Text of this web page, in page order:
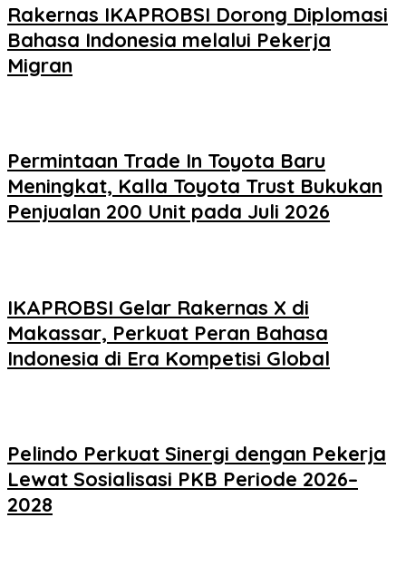
Rakernas IKAPROBSI Dorong Diplomasi
Bahasa Indonesia melalui Pekerja
Migran
Permintaan Trade In Toyota Baru
Meningkat, Kalla Toyota Trust Bukukan
Penjualan 200 Unit pada Juli 2026
IKAPROBSI Gelar Rakernas X di
Makassar, Perkuat Peran Bahasa
Indonesia di Era Kompetisi Global
Pelindo Perkuat Sinergi dengan Pekerja
Lewat Sosialisasi PKB Periode 2026–
2028